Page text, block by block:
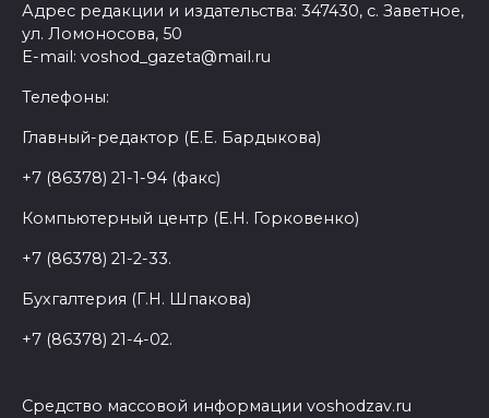
Адрес редакции и издательства: 347430, с. Заветное,
ул. Ломоносова, 50
E-mail: voshod_gazeta@mail.ru
Телефоны:
Главный-редактор (Е.Е. Бардыкова)
+7 (86378) 21-1-94 (факс)
Компьютерный центр (Е.Н. Горковенко)
+7 (86378) 21-2-33.
Бухгалтерия (Г.Н. Шпакова)
+7 (86378) 21-4-02.
Средство массовой информации voshodzav.ru